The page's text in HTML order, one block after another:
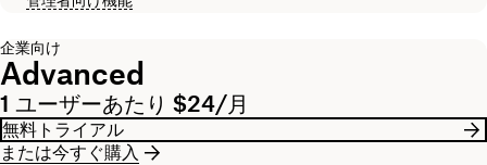
企業向け
Advanced
1 ユーザーあたり $24/月
無料トライアル
または今すぐ購入